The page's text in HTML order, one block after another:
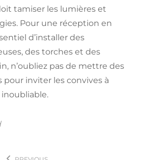
tamiser les lumières et
Pour une réception en
d’installer des
des torches et des
n’oubliez pas de mettre des
pour inviter les convives à